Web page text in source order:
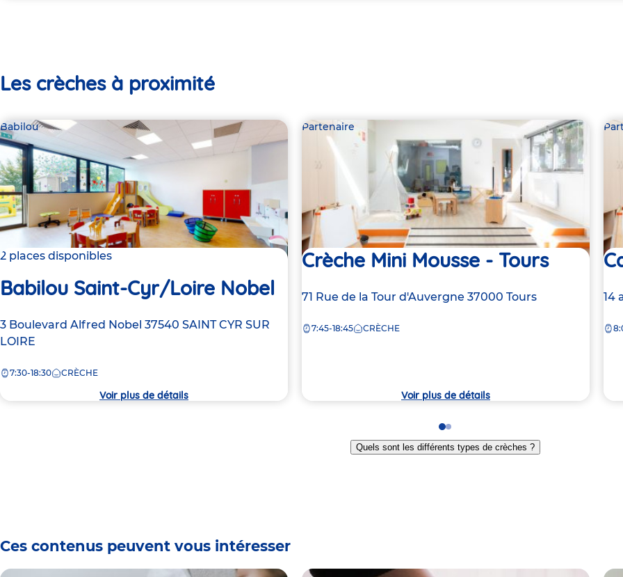
Les crèches à proximité
Babilou
2 places disponibles
Babilou Saint-Cyr/Loire Nobel
Adresse
de
crèche
3 Boulevard Alfred Nobel 37540 SAINT CYR SUR
LOIRE
7:30-18:30 CRÈCHE
Voir plus de détails
Partenaire
Crèche Mini Mousse - Tours
Adresse
la
71 Rue de la Tour d'Auvergne 37000 Tours
7:45-18:45 CRÈCHE
Voir plus de détails
la
14
Go
to
slide
Go
to
slide
Quels sont les différents types de crèches ?
Ces contenus peuvent vous intéresser